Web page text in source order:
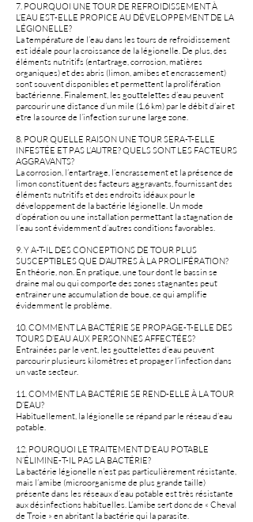
7. POURQUOI UNE TOUR DE REFROIDISSEMENT À
L’EAU EST-ELLE PROPICE AU DÉVELOPPEMENT DE LA
LÉGIONELLE?
La température de l’eau dans les tours de refroidissement
est idéale pour la croissance de la légionelle. De plus, des
éléments nutritifs (entartrage, corrosion, matières
organiques) et des abris (limon, amibes et encrassement)
sont souvent disponibles et permettent la prolifération
bactérienne. Finalement, les gouttelettes d’eau peuvent
parcourir une distance d’un mile (1,6 km) par le débit d’air et
être la source de l’infection sur une large zone.
8. POUR QUELLE RAISON UNE TOUR SERA-T-ELLE
INFESTÉE ET PAS L’AUTRE? QUELS SONT LES FACTEURS
AGGRAVANTS?
La corrosion, l’entartrage, l’encrassement et la présence de
limon constituent des facteurs aggravants, fournissant des
éléments nutritifs et des endroits idéaux pour le
développement de la bactérie légionelle. Un mode
d’opération ou une installation permettant la stagnation de
l’eau sont évidemment d’autres conditions favorables.
9. Y A-T-IL DES CONCEPTIONS DE TOUR PLUS
SUSCEPTIBLES QUE D’AUTRES À LA PROLIFÉRATION?
En théorie, non. En pratique, une tour dont le bassin se
draine mal ou qui comporte des zones stagnantes peut
entraîner une accumulation de boue, ce qui amplifie
évidemment le problème.
10. COMMENT LA BACTÉRIE SE PROPAGE-T-ELLE DES
TOURS D’EAU AUX PERSONNES AFFECTÉES?
Entrainées par le vent, les gouttelettes d’eau peuvent
parcourir plusieurs kilomètres et propager l’infection dans
un vaste secteur.
11. COMMENT LA BACTÉRIE SE REND-ELLE À LA TOUR
D’EAU?
Habituellement, la légionelle se répand par le réseau d’eau
potable.
12. POURQUOI LE TRAITEMENT D’EAU POTABLE
N’ÉLIMINE-T-IL PAS LA BACTÉRIE?
La bactérie légionelle n’est pas particulièrement résistante,
mais l’amibe (microorganisme de plus grande taille)
présente dans les réseaux d’eau potable est très résistante
aux désinfections habituelles. L’amibe sert donc de « Cheval
de Troie » en abritant la bactérie qui la parasite.